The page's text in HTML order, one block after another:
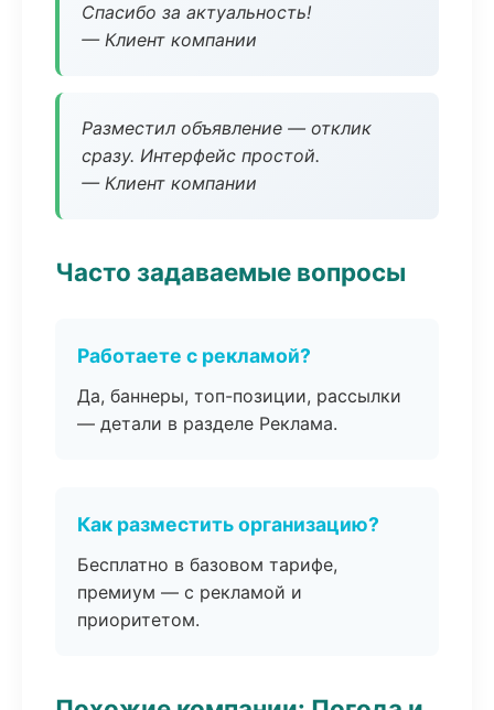
Спасибо за актуальность!
— Клиент компании
Разместил объявление — отклик
сразу. Интерфейс простой.
— Клиент компании
Часто задаваемые вопросы
Работаете с рекламой?
Да, баннеры, топ-позиции, рассылки
— детали в разделе Реклама.
Как разместить организацию?
Бесплатно в базовом тарифе,
премиум — с рекламой и
приоритетом.